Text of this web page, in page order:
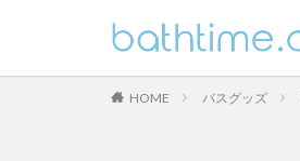
HOME バスグッズ